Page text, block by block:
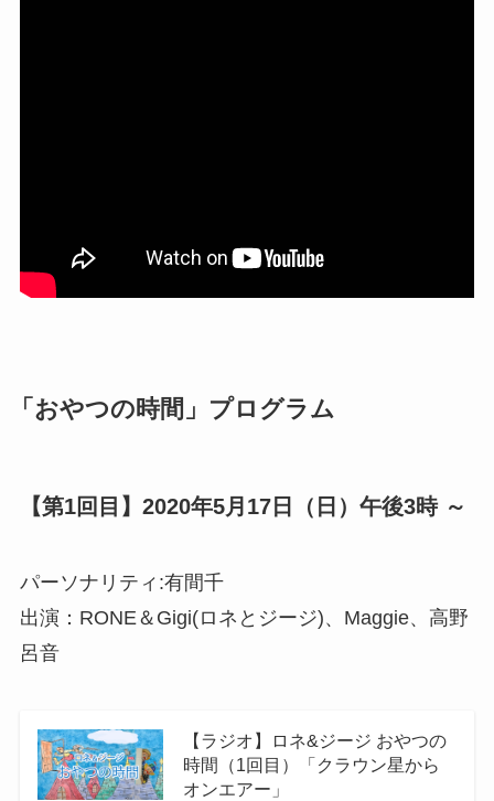
「おやつの時間」プログラム
【第1回目】2020年5月17日（日）午後3時 ～
パーソナリティ:有間千
出演：RONE＆Gigi(ロネとジージ)、Maggie、高野
呂音
【ラジオ】ロネ&ジージ おやつの
時間（1回目）「クラウン星から
オンエアー」